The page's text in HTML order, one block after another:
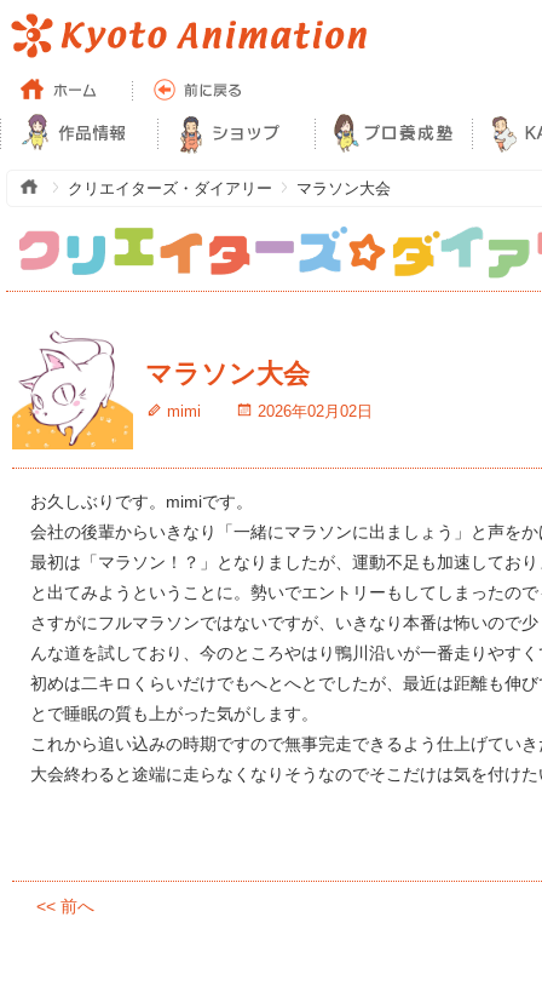
クリエイターズ・ダイアリー マラソン大会
マラソン大会
mimi 2026年02月02日
お久しぶりです。mimiです。
会社の後輩からいきなり「一緒にマラソンに出ましょう」と声を
最初は「マラソン！？」となりましたが、運動不足も加速してお
と出てみようということに。勢いでエントリーもしてしまったの
さすがにフルマラソンではないですが、いきなり本番は怖いので
んな道を試しており、今のところやはり鴨川沿いが一番走りやす
初めは二キロくらいだけでもへとへとでしたが、最近は距離も伸
とで睡眠の質も上がった気がします。
これから追い込みの時期ですので無事完走できるよう仕上げてい
大会終わると途端に走らなくなりそうなのでそこだけは気を付け
<< 前へ